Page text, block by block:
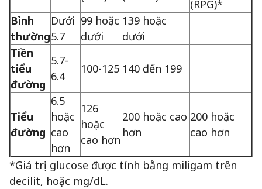
(RPG)*
Bình
thường
Dưới
5.7
99 hoặc
dưới
139 hoặc
dưới
Tiền
tiểu
đường
5.7-
6.4
100-125 140 đến 199
Tiểu
đường
6.5
hoặc
cao
hơn
126
hoặc
cao hơn
200 hoặc cao
hơn
200 hoặc
cao hơn
*Giá trị glucose được tính bằng miligam trên
decilit, hoặc mg/dL.